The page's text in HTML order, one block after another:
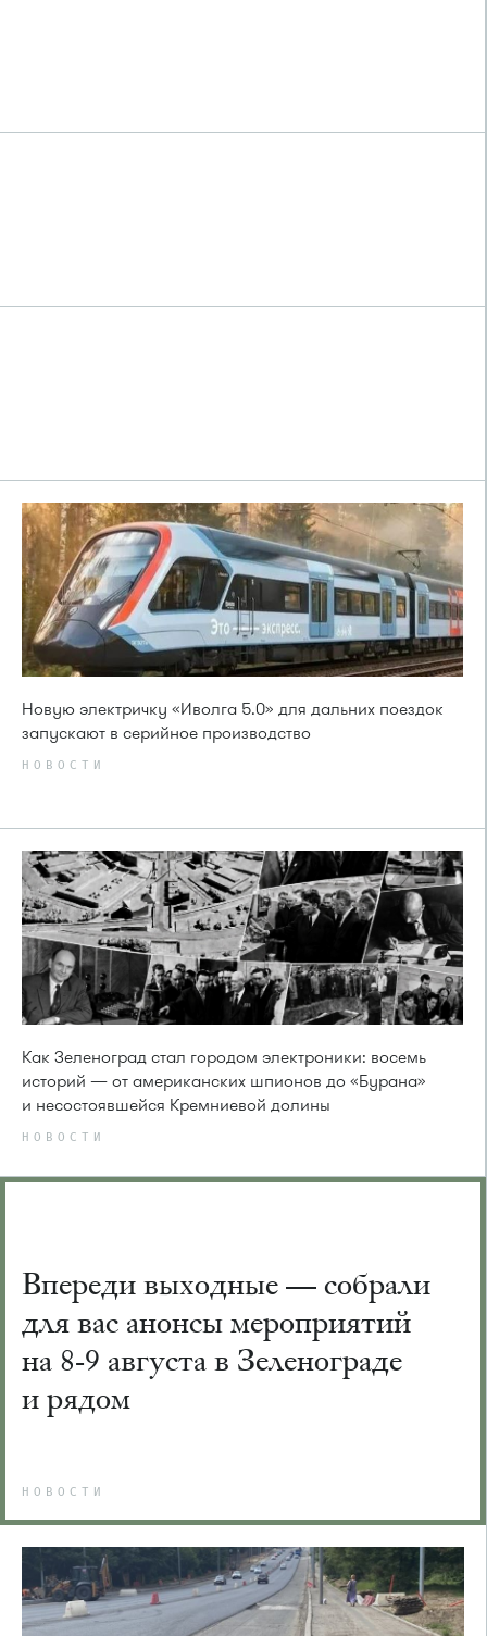
Новую электричку «Иволга 5.0» для дальних поездок
запускают в серийное производство
НОВОСТИ
Как Зеленоград стал городом электроники: восемь
историй — от американских шпионов до «Бурана»
и несостоявшейся Кремниевой долины
НОВОСТИ
Впереди выходные — собрали
для вас анонсы мероприятий
на 8-9 августа в Зеленограде
и рядом
НОВОСТИ